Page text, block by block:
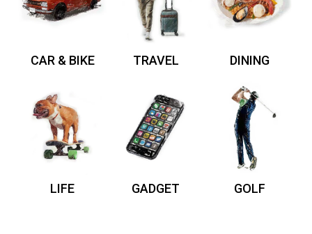
CAR & BIKE TRAVEL DINING
LIFE GADGET GOLF